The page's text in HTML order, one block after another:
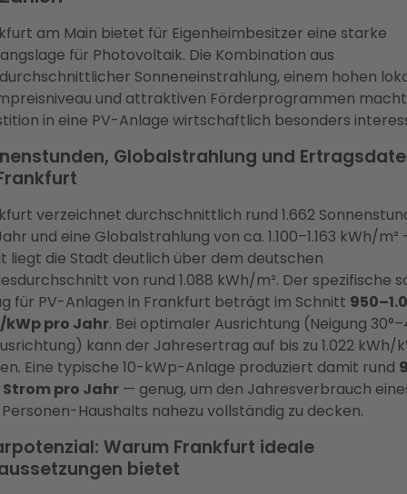
am Main bietet für Eigenheimbesitzer eine starke
für Photovoltaik. Die Kombination aus
Sonneneinstrahlung, einem hohen
und attraktiven Förderprogrammen
in eine PV-Anlage wirtschaftlich besonders
Globalstrahlung und
verzeichnet durchschnittlich rund 1.662
und eine Globalstrahlung von ca. 1.100–1.163 kWh/m²
liegt die Stadt deutlich über dem deutschen
von rund 1.088 kWh/m². Der spezifische
für PV-Anlagen in Frankfurt beträgt im Schnitt
kWp pro Jahr. Bei optimaler Ausrichtung (Neigung
kann der Jahresertrag auf bis zu 1.022 kWh/
Eine typische 10-kWp-Anlage produziert damit rund
Strom pro Jahr — genug, um den Jahresverbrauch
Haushalts nahezu vollständig zu decken.
Warum Frankfurt ideale
bietet